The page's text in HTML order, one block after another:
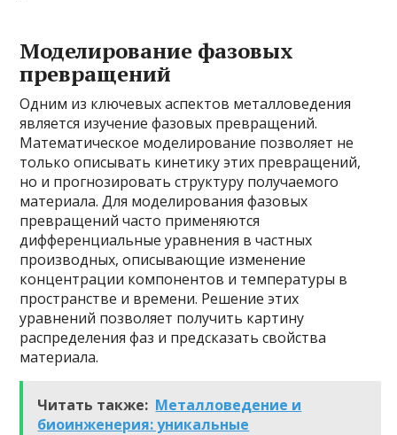
Моделирование фазовых
превращений
Одним из ключевых аспектов металловедения
является изучение фазовых превращений.
Математическое моделирование позволяет не
только описывать кинетику этих превращений,
но и прогнозировать структуру получаемого
материала. Для моделирования фазовых
превращений часто применяются
дифференциальные уравнения в частных
производных, описывающие изменение
концентрации компонентов и температуры в
пространстве и времени. Решение этих
уравнений позволяет получить картину
распределения фаз и предсказать свойства
материала.
Читать также: Металловедение и
биоинженерия: уникальные